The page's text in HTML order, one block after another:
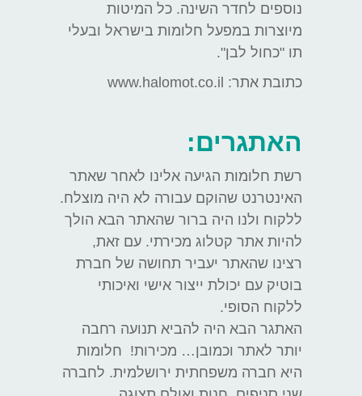
נוספים לחדר השינה. כל המיטות
מיוצרות במפעל חלומות בישראל ובעלי
תו "כחול לבן".
כתובת אתר: www.halomot.co.il
האתגרים:
רשת חלומות הגיעה אלינו לאחר שאתר
האינטרנט שהוקם עבורה לא היה מוצלח.
ללקוח ולנו היה ברור שהאתר הבא הולך
להיות אתר קטלוג מכירתי. עם זאת,
רצינו שהאתר יעביר תחושה של חברת
בוטיק עם יכולת ייצור אישי ואיכותי
ללקוח הסופי.
האתגר הבא היה להביא תנועה רחבה
יותר לאתר וכמובן… מכירות! חלומות
היא חברה משפחתית ירושלמית. לחברה